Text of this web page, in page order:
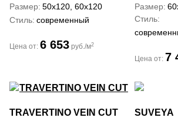
Размер 50x120, 60x120
Стиль современный
Цена от: 6 653 руб./м2
Размер
Стиль
Цена от: 7
TRAVERTINO VEIN CUT
SUVEYA